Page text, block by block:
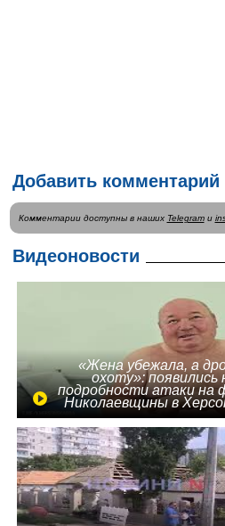
Добавить комментарий
Комментарии доступны в наших Telegramи
Видеоновости
«Жена убежала, а
охоту»: появились
подробности атаки на
Николаевщины в